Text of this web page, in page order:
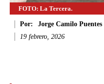
FOTO: La Tercera.
Por:
Jorge Camilo
19 febrero, 2026